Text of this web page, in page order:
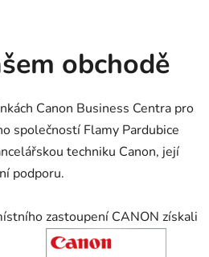
obchodě
Canon Business Centra pro
společností Flamy Pardubice
techniku Canon, její
podporu.
zastoupení CANON získali